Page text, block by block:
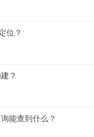
位？
？
能查到什么？